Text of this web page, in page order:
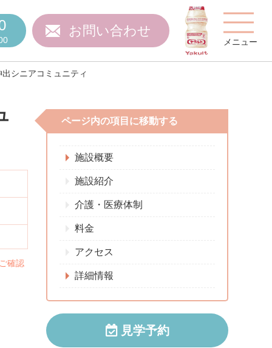
お問い合わせ
メニュー
費用について
問 スタッフ紹介
特集 施設関係者の方へ
シニアコミュニティ
確認
ページ内の項目に移動する
施設概要
施設紹介
介護・医療体制
料金
アクセス
詳細情報
見学予約